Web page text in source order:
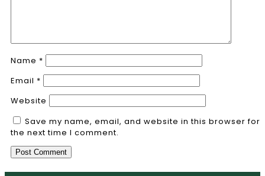
Name *
Email *
Website
Save my name, email, and website in this browser for
the next time I comment.